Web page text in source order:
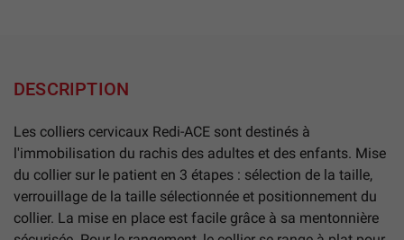
DESCRIPTION
Les colliers cervicaux Redi-ACE sont destinés à
l'immobilisation du rachis des adultes et des enfants. Mise
du collier sur le patient en 3 étapes : sélection de la taille,
verrouillage de la taille sélectionnée et positionnement du
collier. La mise en place est facile grâce à sa mentonnière